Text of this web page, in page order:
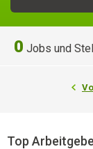
0 Jobs und
Top